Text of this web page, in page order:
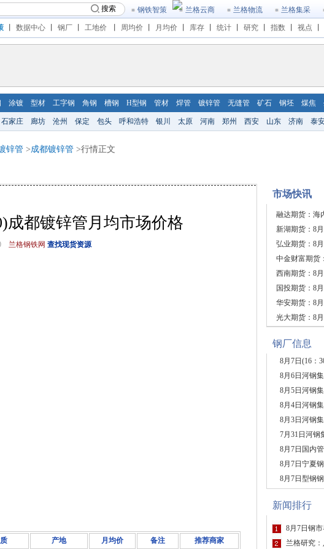
搜索 钢铁智策 兰格云商 兰格物流 兰格集采
数据中心 钢厂 工地价 周均价 月均价 库存 统计 研究 指数 视点
涂镀 型材 工字钢 角钢 槽钢 H型钢 管材 焊管 镀锌管 无缝管 矿石 钢坯 煤焦
石家庄 廊坊 沧州 保定 包头 呼和浩特 银川 太原 河南 郑州 西安 山东 济南 泰
锌管 >成都镀锌管 >行情正文
成都镀锌管月均市场价格
兰格钢铁网 查找现货资源
产地 月均价 备注
推荐商家